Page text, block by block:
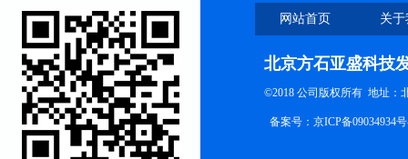
网站首页 关
北京方石亚盛科技
©2018 公司版权所有 地址：
备案号： 京ICP备09034934